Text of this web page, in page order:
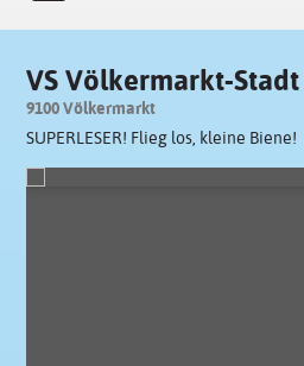
VS Völkermarkt-Stadt
9100 Völkermarkt
SUPERLESER! Flieg los, kleine Biene!